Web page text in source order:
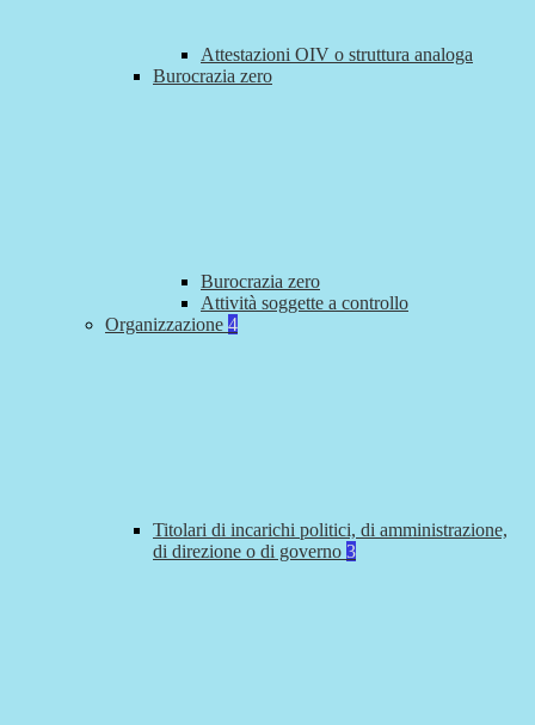
Attestazioni OIV o struttura analoga
Burocrazia zero
Burocrazia zero
Attività soggette a controllo
Organizzazione 4
Titolari di incarichi politici, di amministrazione,
di direzione o di governo 3